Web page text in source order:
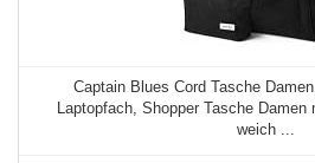
Captain Blues Cord Tasche
Laptopfach, Shopper Tasche
weich ...